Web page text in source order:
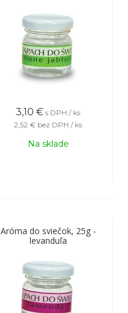
3,10 € s DPH / ks
2,52 € bez DPH / ks
Na sklade
Aróma do sviečok, 25g -
levanduľa